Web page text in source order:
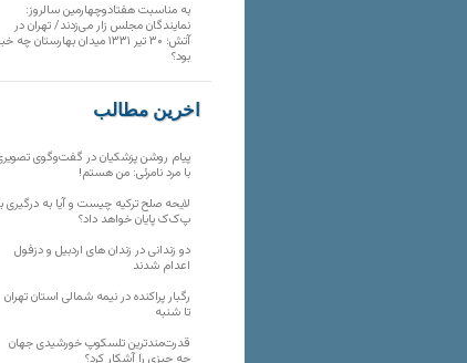
به مناسبت هفتادوچهارمین سالروز:
نمایندگان مجلس زار می‌زدند/ تهران در
آتش؛ ۳۰ تیر ۱۳۳۱ میدان بهارستان چه
بود؟
آخرین مطالب
پیام روشن پزشکیان در گفت‌و‌گوی
با مرد نامرئی: من هستم!
لایحه صلح ترکیه چیست و آیا به درگیری
پ‌ک‌ک پایان خواهد داد؟
دو زندانی در زندان های اردبیل و دزفول
اعدام شدند
رگبار پراکنده در نیمه شمالی استان تهران
تا شنبه
قدرت‌مندترین تلسکوپ خورشیدی جهان
چه چیزی را آشکار کرد؟